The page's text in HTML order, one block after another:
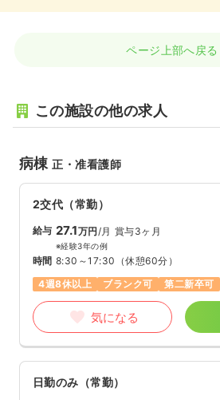
ページ上部へ戻る
この施設の他の求人
病棟正・准看護師
2交代（常勤）
給与 27.1万円/月 賞与3ヶ月
※経験3年の例
時間 8:30～17:30 （休憩60分）
4週8休以上
ブランク可 第二新卒可
気になる
日勤のみ（常勤）